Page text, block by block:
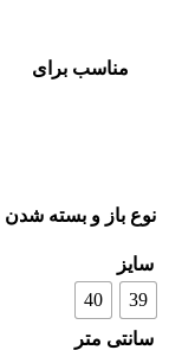
مناسب برای
نوع باز و بسته شدن
سایز
39
40
سانتی متر